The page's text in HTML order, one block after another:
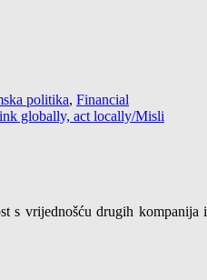
politika, Financial
globally, act locally/Misli
s vrijednošću drugih kompanija i